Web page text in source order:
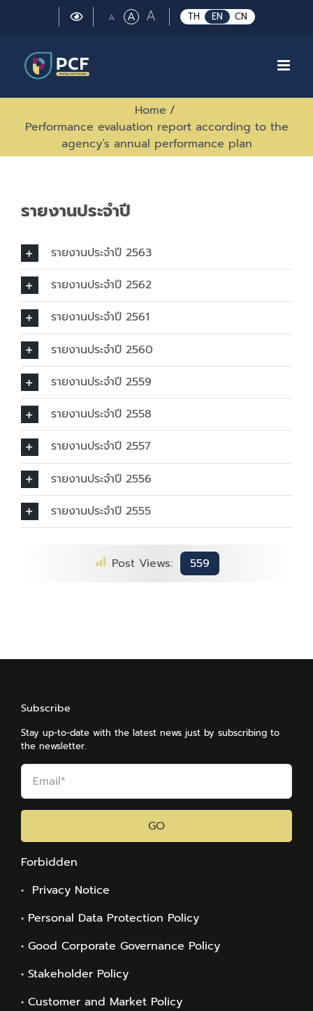
TH EN CN
A Small
ARegular
ALarge
font
Home /
Performance evaluation report according to the
agency’s annual performance plan
รายงานประจำปี
รายงานประจำปี 2563
รายงานประจำปี 2562
รายงานประจำปี 2561
รายงานประจำปี 2560
รายงานประจำปี 2559
รายงานประจำปี 2558
รายงานประจำปี 2557
รายงานประจำปี 2556
รายงานประจำปี 2555
Post Views: 559
Subscribe
Stay up-to-date with the latest news just by subscribing to
the newsletter.
GO
Forbidden
• Privacy Notice
• Personal Data Protection Policy
• Good Corporate Governance Policy
• Stakeholder Policy
• Customer and Market Policy